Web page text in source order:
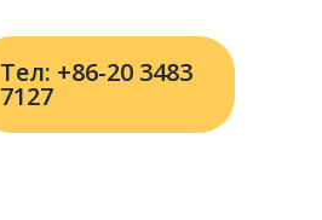
Тел: +86-20 3483
7127